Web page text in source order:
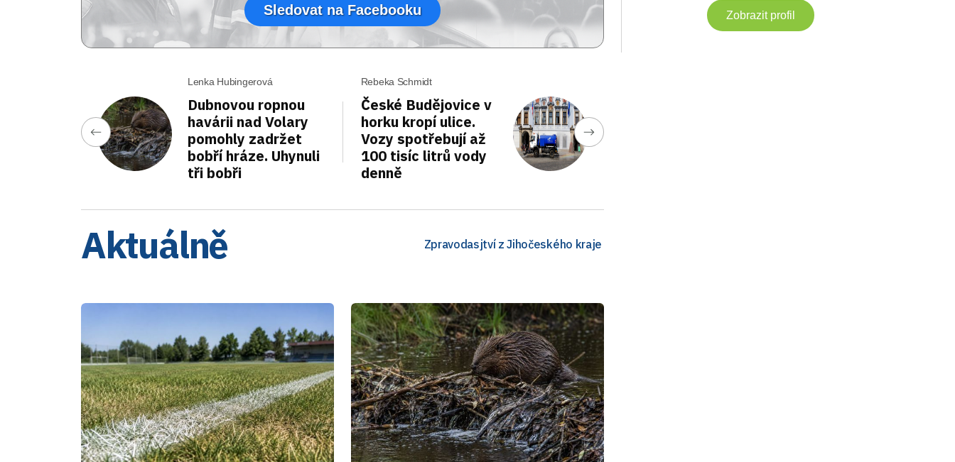
Sledovat na Facebooku
Lenka Hubingerová
Dubnovou ropnou
havárii nad Volary
pomohly zadržet
bobří hráze. Uhynuli
tři bobři
Rebeka Schmidt
České Budějovice v
horku kropí ulice.
Vozy spotřebují až
100 tisíc litrů vody
denně
Aktuálně Zpravodasjtví z Jihočeského kraje
Zobrazit profil